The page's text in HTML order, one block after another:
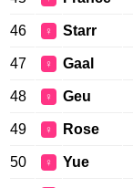
46 ♀ Starr
47 ♀ Gaal
48 ♀ Geu
49 ♀ Rose
50 ♀ Yue